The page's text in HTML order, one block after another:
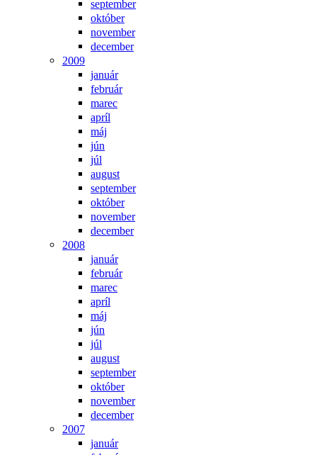
september
október
november
december
2009
január
február
marec
apríl
máj
jún
júl
august
september
október
november
december
2008
január
február
marec
apríl
máj
jún
júl
august
september
október
november
december
2007
január